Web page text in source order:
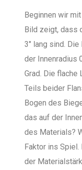
Beginnen wir
Bild zeigt, dass
3" lang sind.
der Innenradius
Grad. Die flache
Teils beider
Bogen des
das auf der
des Materials?
Faktor ins
der